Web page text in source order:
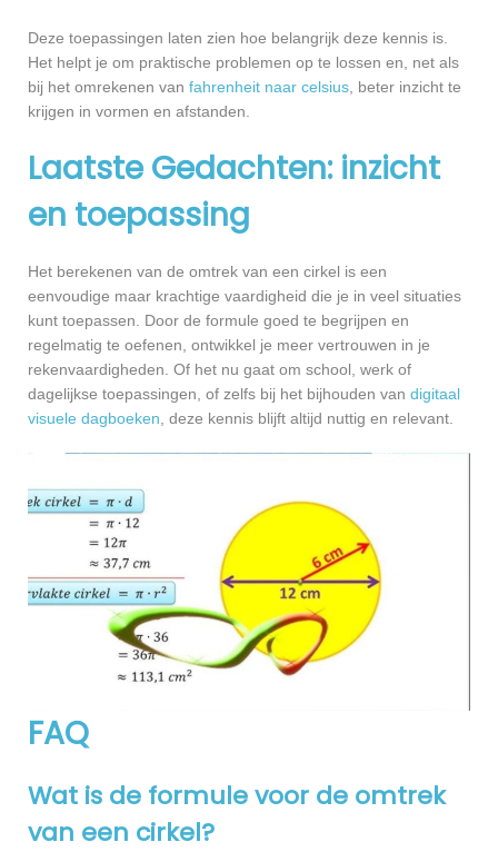
Deze toepassingen laten zien hoe belangrijk deze kennis is.
Het helpt je om praktische problemen op te lossen en, net als
bij het omrekenen van fahrenheit naar celsius , beter inzicht te
krijgen in vormen en afstanden.
Laatste Gedachten: inzicht
en toepassing
Het berekenen van de omtrek van een cirkel is een
eenvoudige maar krachtige vaardigheid die je in veel situaties
kunt toepassen. Door de formule goed te begrijpen en
regelmatig te oefenen, ontwikkel je meer vertrouwen in je
rekenvaardigheden. Of het nu gaat om school, werk of
dagelijkse toepassingen, of zelfs bij het bijhouden van digitaal
visuele dagboeken , deze kennis blijft altijd nuttig en relevant.
FAQ
Wat is de formule voor de omtrek
van een cirkel?